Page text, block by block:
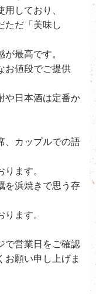
しており、
ただ「美味し
最高です。
お値段でご提供
や日本酒は定番か
、カップルでの語
ます。
を浜焼きで思う存
ます。
で営業日をご確認
お願い申し上げま